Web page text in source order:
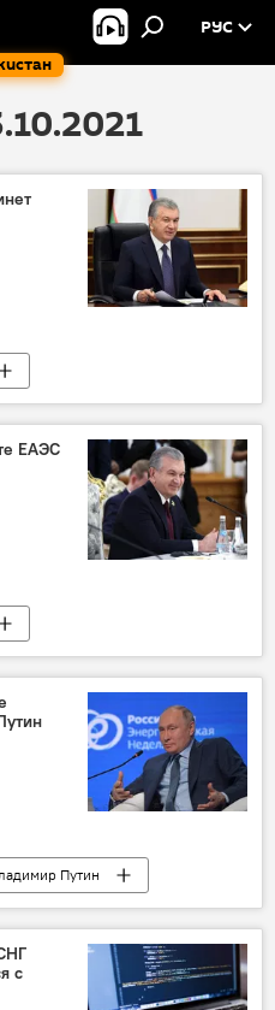
РУС
СНГ
ЕАЭС
Узбекистан и ЕАЭС: перспективы возможной интеграции
Путин
Газпром
поток - 2
с